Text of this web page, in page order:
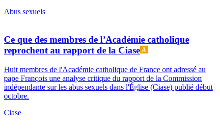
Abus sexuels
Ce que des membres de l’Académie catholique
reprochent au rapport de la Ciase
Huit membres de l'Académie catholique de France ont adressé au
pape François une analyse critique du rapport de la Commission
indépendante sur les abus sexuels dans l'Église (Ciase) publié début
octobre.
Ciase